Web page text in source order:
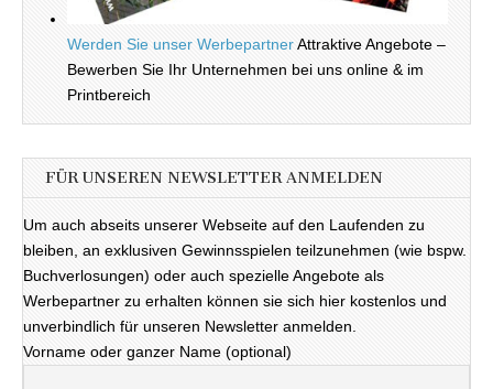
Werden Sie unser WerbepartnerAttraktive Angebote –
Bewerben Sie Ihr Unternehmen bei uns online & im
Printbereich
FÜR UNSEREN NEWSLETTER ANMELDEN
Um auch abseits unserer Webseite auf den Laufenden zu
bleiben, an exklusiven Gewinnsspielen teilzunehmen (wie bspw.
Buchverlosungen) oder auch spezielle Angebote als
Werbepartner zu erhalten können sie sich hier kostenlos und
unverbindlich für unseren Newsletter anmelden.
Vorname oder ganzer Name (optional)